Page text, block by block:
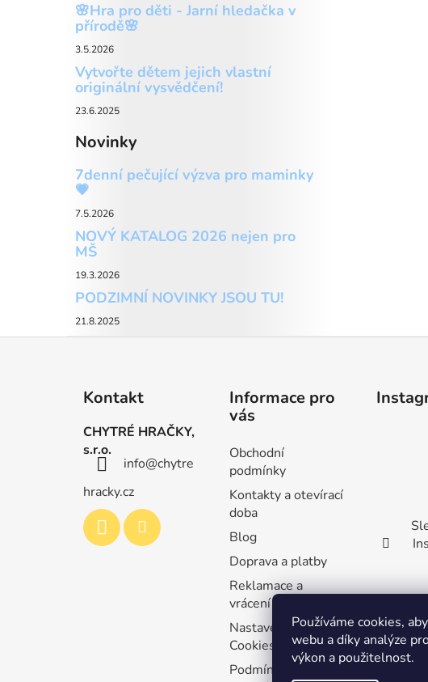
Používáme cookies,
webu a díky analýze
výkon a použitelnost.
🌸Hra pro děti - Jarní hledačka v
přírodě🌸
3.5.2026
Vytvořte dětem jejich vlastní
originální vysvědčení!
23.6.2025
Novinky
7denní pečující výzva pro maminky
💗
7.5.2026
NOVÝ KATALOG 2026 nejen pro
MŠ
19.3.2026
PODZIMNÍ NOVINKY JSOU TU!
21.8.2025
Kontakt
CHYTRÉ HRAČKY,
s.r.o.
info@chytre
hracky.cz
Informace pro
vás
Obchodní
podmínky
Kontakty a otevírací
doba
Blog
Doprava a platby
Reklamace a
vrácení zboží
Nastavení souborů
Cookies
Podmínky ochrany